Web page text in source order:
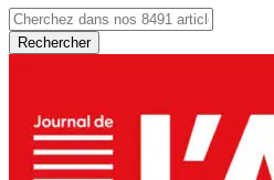
Rechercher